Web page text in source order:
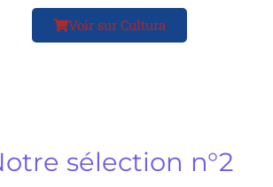
Voir sur Cultura
sélection n°2